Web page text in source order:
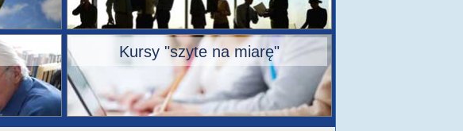
Kursy "szyte na miarę"